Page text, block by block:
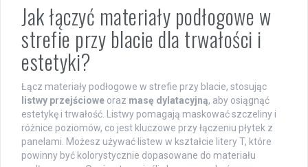
Jak łączyć materiały podłogowe w
strefie przy blacie dla trwałości i
estetyki?
Łącz materiały podłogowe w strefie przy blacie, stosując
listwy przejściowe oraz masę dylatacyjną, aby osiągnąć
estetykę i trwałość. Listwy pomagają maskować szczeliny i
różnice poziomów, co jest kluczowe przy łączeniu płytek z
panelami. Możesz używać listew w kształcie litery T, które
powinny być kolorystycznie dopasowane do materiału